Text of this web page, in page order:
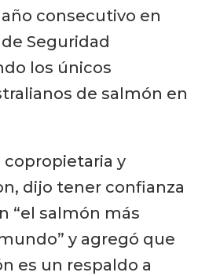
consecutivo en
Seguridad
los únicos
de salmón en
copropietaria y
dijo tener confianza
“el salmón más
y agregó que
es un respaldo a